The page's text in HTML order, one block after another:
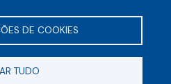
DE COOKIES
TUDO